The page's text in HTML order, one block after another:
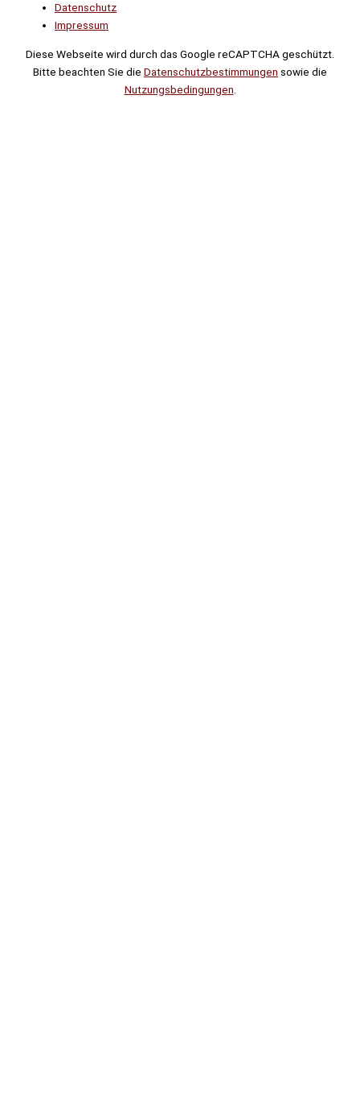
Datenschutz
Impressum
Diese Webseite wird durch das Google reCAPTCHA geschützt.
Bitte beachten Sie die Datenschutzbestimmungen sowie die
Nutzungsbedingungen